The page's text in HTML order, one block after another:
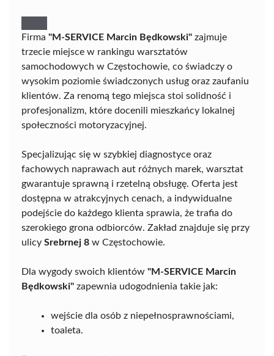
Firma "M-SERVICE Marcin Będkowski" zajmuje
trzecie miejsce w rankingu warsztatów
samochodowych w Częstochowie, co świadczy o
wysokim poziomie świadczonych usług oraz zaufaniu
klientów. Za renomą tego miejsca stoi solidność i
profesjonalizm, które docenili mieszkańcy lokalnej
społeczności motoryzacyjnej.
Specjalizując się w szybkiej diagnostyce oraz
fachowych naprawach aut różnych marek, warsztat
gwarantuje sprawną i rzetelną obsługę. Oferta jest
dostępna w atrakcyjnych cenach, a indywidualne
podejście do każdego klienta sprawia, że trafia do
szerokiego grona odbiorców. Zakład znajduje się przy
ulicy Srebrnej 8 w Częstochowie.
Dla wygody swoich klientów "M-SERVICE Marcin
Będkowski" zapewnia udogodnienia takie jak:
wejście dla osób z niepełnosprawnościami,
toaleta.